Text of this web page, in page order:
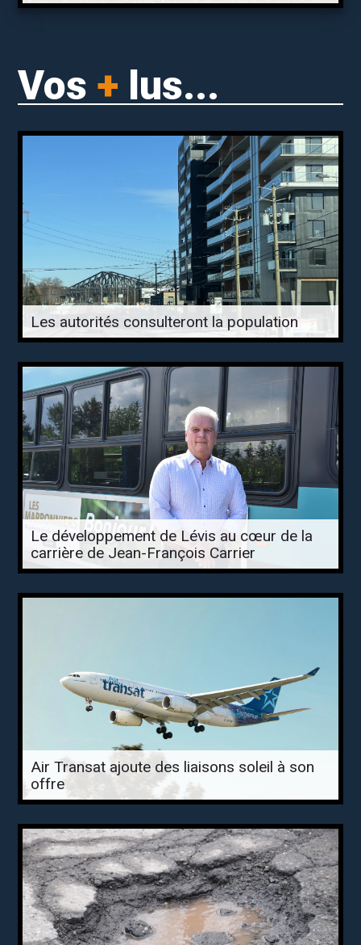
Vos + lus...
Les autorités consulteront la population
Le développement de Lévis au cœur de la
carrière de Jean-François Carrier
Air Transat ajoute des liaisons soleil à son
offre